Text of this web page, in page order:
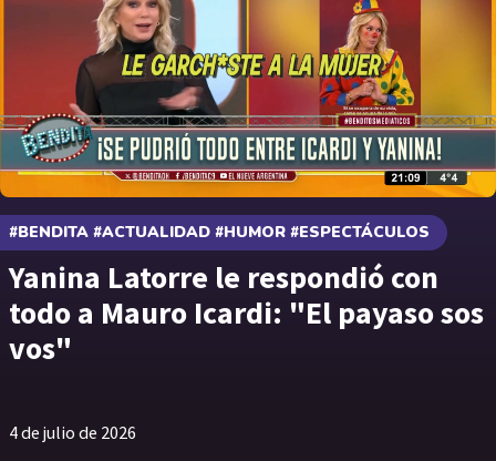
#BENDITA #ACTUALIDAD #HUMOR #ESPECTÁCULOS
Yanina Latorre le respondió con
todo a Mauro Icardi: "El payaso sos
vos"
4 de julio de 2026